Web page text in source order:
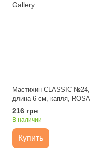
Мастихин CLASSIC №24,
длина 6 см, капля, ROSA
Gallery
216 грн
В наличии
Купить